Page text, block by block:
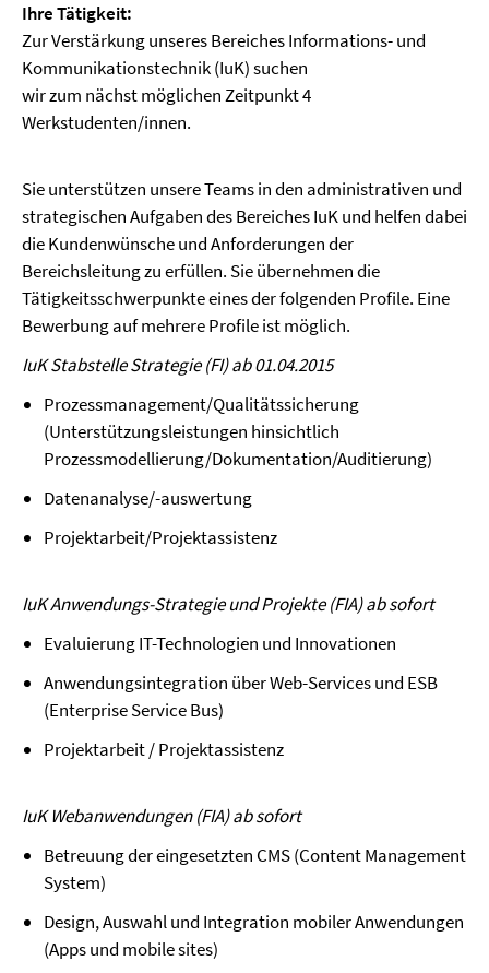
Ihre Tätigkeit:
Zur Verstärkung unseres Bereiches Informations- und
Kommunikationstechnik (IuK) suchen
wir zum nächst möglichen Zeitpunkt 4
Werkstudenten/innen.
Sie unterstützen unsere Teams in den administrativen und
strategischen Aufgaben des Bereiches IuK und helfen dabei
die Kundenwünsche und Anforderungen der
Bereichsleitung zu erfüllen. Sie übernehmen die
Tätigkeitsschwerpunkte eines der folgenden Profile. Eine
Bewerbung auf mehrere Profile ist möglich.
IuK Stabstelle Strategie (FI) ab 01.04.2015
Prozessmanagement/Qualitätssicherung
(Unterstützungsleistungen hinsichtlich
Prozessmodellierung/Dokumentation/Auditierung)
Datenanalyse/-auswertung
Projektarbeit/Projektassistenz
IuK Anwendungs-Strategie und Projekte (FIA) ab sofort
Evaluierung IT-Technologien und Innovationen
Anwendungsintegration über Web-Services und ESB
(Enterprise Service Bus)
Projektarbeit / Projektassistenz
IuK Webanwendungen (FIA) ab sofort
Betreuung der eingesetzten CMS (Content Management
System)
Design, Auswahl und Integration mobiler Anwendungen
(Apps und mobile sites)